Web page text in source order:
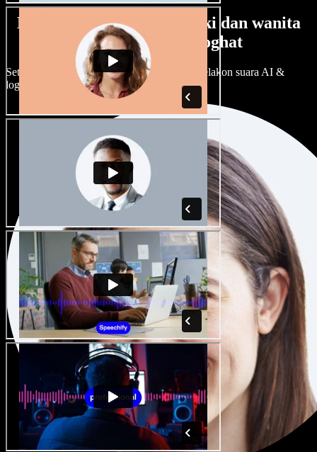
Banyak pilihan suara lelaki dan wanita
dengan pelbagai loghat
Setiap projek boleh jadi unik. Pilih ratusan pelakon suara AI &
loghat, laraskan ikut cita rasa anda.